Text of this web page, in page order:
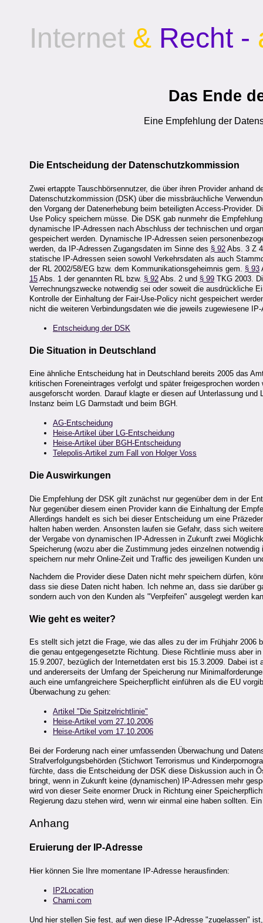
Internet & Recht -
Das Ende
Eine Empfehlung der
Die Entscheidung der Datenschutzkommission
Zwei ertappte Tauschbörsennutzer, die über ihren Provider anhand
Datenschutzkommission (DSK) über die missbräuchliche
den Vorgang der Datenerhebung beim beteiligten Access-Provider.
Use Policy speichern müsse. Die DSK gab nunmehr die
dynamische IP-Adressen nach Abschluss der technischen und
gespeichert werden. Dynamische IP-Adressen seien
werden, da IP-Adressen Zugangsdaten im Sinne des § 92 Abs. 3 Z
statische IP-Adressen seien sowohl Verkehrsdaten als auch
der RL 2002/58/EG bzw. dem Kommunikationsgeheimnis gem. § 93
15 Abs. 1 der genannten RL bzw. § 92 Abs. 2 und § 99 TKG 2003.
Verrechnungszwecke notwendig sei oder soweit die ausdrückliche
Kontrolle der Einhaltung der Fair-Use-Policy nicht gespeichert
nicht die weiteren Verbindungsdaten wie die jeweils zugewiesene
Entscheidung der DSK
Die Situation in Deutschland
Eine ähnliche Entscheidung hat in Deutschland bereits 2005 das
kritischen Foreneintrages verfolgt und später freigesprochen
ausgeforscht worden. Darauf klagte er diesen auf Unterlassung
Instanz beim LG Darmstadt und beim BGH.
AG-Entscheidung
Heise-Artikel über LG-Entscheidung
Heise-Artikel über BGH-Entscheidung
Telepolis-Artikel zum Fall von Holger Voss
Die Auswirkungen
Die Empfehlung der DSK gilt zunächst nur gegenüber dem in der
Nur gegenüber diesem einen Provider kann die Einhaltung der
Allerdings handelt es sich bei dieser Entscheidung um eine
halten haben werden. Ansonsten laufen sie Gefahr, dass sich
der Vergabe von dynamischen IP-Adressen in Zukunft zwei
Speicherung (wozu aber die Zustimmung jedes einzelnen
speichern nur mehr Online-Zeit und Traffic des jeweiligen Kunden
Nachdem die Provider diese Daten nicht mehr speichern dürfen,
dass sie diese Daten nicht haben. Ich nehme an, dass sie darüber
sondern auch von den Kunden als "Verpfeifen" ausgelegt werden
Wie geht es weiter?
Es stellt sich jetzt die Frage, wie das alles zu der im Frühjahr 2006
die genau entgegengesetzte Richtung. Diese Richtlinie muss aber
15.9.2007, bezüglich der Internetdaten erst bis 15.3.2009. Dabei
und andererseits der Umfang der Speicherung nur
auch eine umfangreichere Speicherpflicht einführen als die EU
Überwachung zu gehen:
Artikel "Die Spitzelrichtlinie"
Heise-Artikel vom 27.10.2006
Heise-Artikel vom 17.10.2006
Bei der Forderung nach einer umfassenden Überwachung und
Strafverfolgungsbehörden (Stichwort Terrorismus und
fürchte, dass die Entscheidung der DSK diese Diskussion auch in
bringt, wenn in Zukunft keine (dynamischen) IP-Adressen mehr
wird von dieser Seite enormer Druck in Richtung einer
Regierung dazu stehen wird, wenn wir einmal eine haben sollten.
Anhang
Eruierung der IP-Adresse
Hier können Sie Ihre momentane IP-Adresse herausfinden:
IP2Location
Chami.com
Und hier stellen Sie fest, auf wen diese IP-Adresse "zugelassen"